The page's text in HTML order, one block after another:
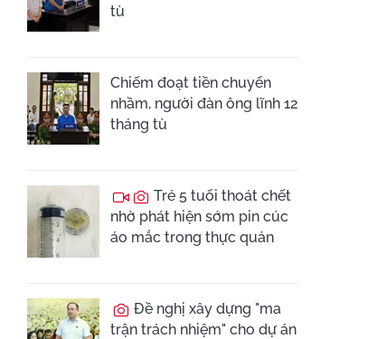
tù
Chiếm đoạt tiền chuyển
nhầm, người đàn ông lĩnh 12
tháng tù
Trẻ 5 tuổi thoát chết
nhờ phát hiện sớm pin cúc
áo mắc trong thực quản
Đề nghị xây dựng "ma
trận trách nhiệm" cho dự án